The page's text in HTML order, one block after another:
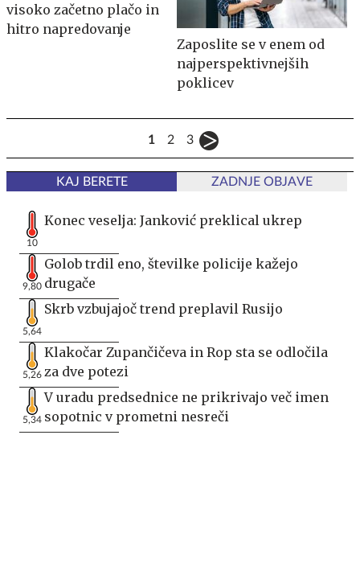
visoko začetno plačo in
hitro napredovanje
Zaposlite se v enem od
najperspektivnejših
poklicev
1 2 3
KAJ BERETE ZADNJE OBJAVE
10
Konec veselja: Janković preklical ukrep
9,80
Golob trdil eno, številke policije kažejo
drugače
5,64
Skrb vzbujajoč trend preplavil Rusijo
5,26
Klakočar Zupančičeva in Rop sta se odločila
za dve potezi
5,34
V uradu predsednice ne prikrivajo več imen
sopotnic v prometni nesreči